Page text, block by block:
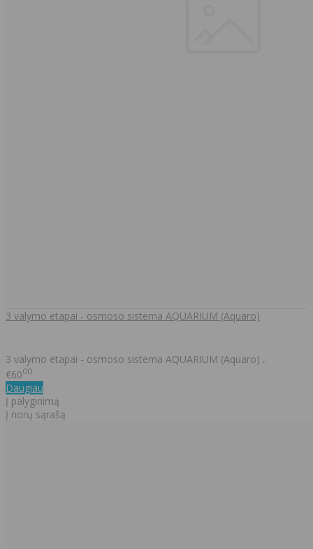
3 valymo etapai - osmoso sistema AQUARIUM (Aquaro)
3 valymo etapai - osmoso sistema AQUARIUM (Aquaro) ..
€6000
Daugiau
Į palyginimą
Į norų sąrašą